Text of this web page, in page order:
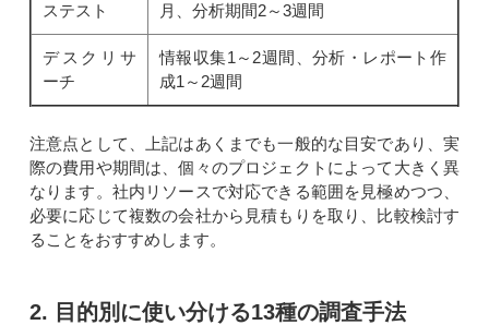
ステスト
月、分析期間2～3週間
デスクリサ
ーチ
情報収集1～2週間、分析・レポート作
成1～2週間
注意点として、上記はあくまでも一般的な目安であり、実
際の費用や期間は、個々のプロジェクトによって大きく異
なります。社内リソースで対応できる範囲を見極めつつ、
必要に応じて複数の会社から見積もりを取り、比較検討す
ることをおすすめします。
2. 目的別に使い分ける13種の調査手法